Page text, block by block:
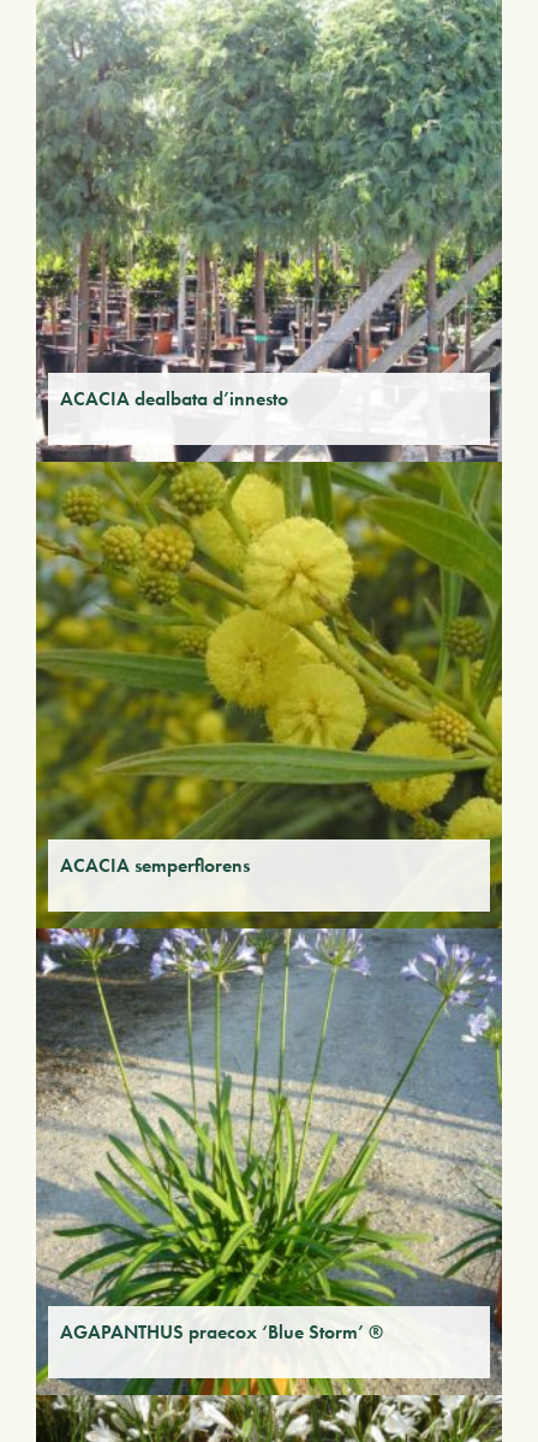
ACACIA dealbata d’innesto
ACACIA semperflorens
AGAPANTHUS praecox ‘Blue Storm’ ®